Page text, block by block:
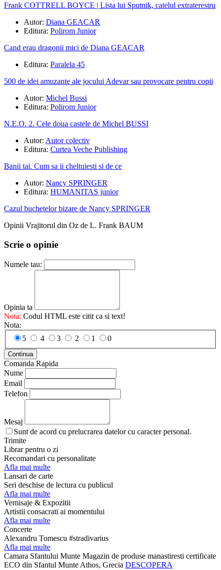
Frank COTTRELL BOYCE | Lista lui Sputnik, catelul extraterestru
Autor: Diana GEACAR
Editura: Polirom Junior
Cand erau dragonii mici de Diana GEACAR
Editura: Paralela 45
500 de idei amuzante ale jocului Adevar sau provocare pentru copii
Autor: Michel Bussi
Editura: Polirom Junior
N.E.O. 2. Cele doua castele de Michel BUSSI
Autor: Autor colectiv
Editura: Curtea Veche Publishing
Banii tai. Cum sa ii cheltuiesti si de ce
Autor: Nancy SPRINGER
Editura: HUMANITAS junior
Cazul buchetelor bizare de Nancy SPRINGER
Opinii Vrajitorul din Oz de L. Frank BAUM
Scrie o opinie
Numele tau:
Opinia ta
Nota: Codul HTML este citit ca si text!
Nota:
5
4 3 2 1 0
Continua
Comanda Rapida
Nume
Email
Telefon
Mesaj
Sunt de acord cu prelucrarea datelor cu caracter personal.
Trimite
Librar pentru o zi
Recomandari cu personalitate
Afla mai multe
Lansari de carte
Seri deschise de lectura cu publicul
Afla mai multe
Vernisaje & Expozitii
Artistii consacrati ai momentului
Afla mai multe
Concerte
Alexandru Tomescu #stradivarius
Afla mai multe
Camara Sfantului Munte Magazin de produse manastiresti certificate
ECO din Sfantul Munte Athos, Grecia DESCOPERA